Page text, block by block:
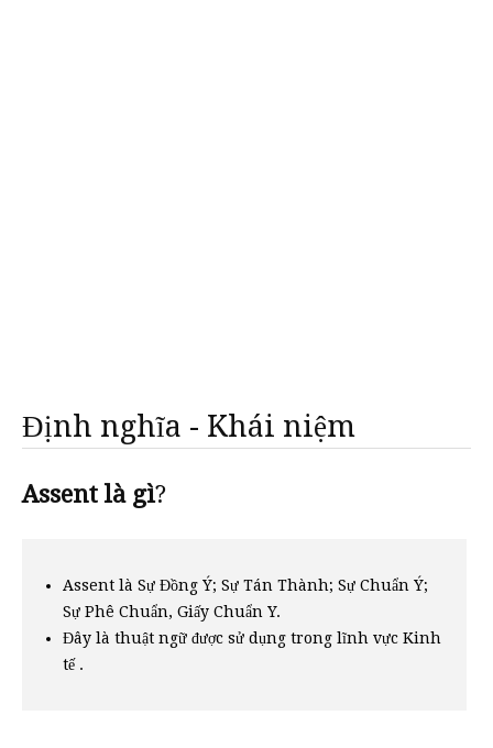
Định nghĩa - Khái niệm
Assent là gì?
Assent là Sự Đồng Ý; Sự Tán Thành; Sự Chuẩn Ý;
Sự Phê Chuẩn, Giấy Chuẩn Y.
Đây là thuật ngữ được sử dụng trong lĩnh vực Kinh
tế .